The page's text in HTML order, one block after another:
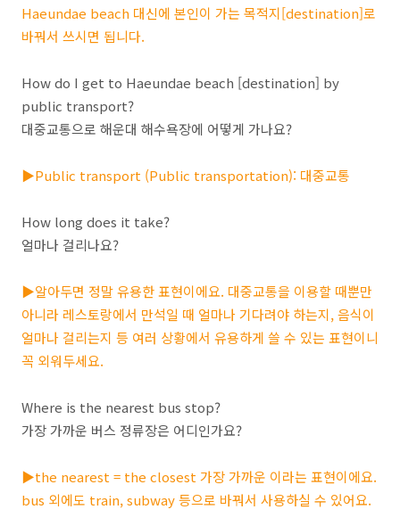
Haeundae beach 대신에 본인이 가는 목적지[destination]로
바꿔서 쓰시면 됩니다.
How do I get to Haeundae beach [destination] by
public transport?
대중교통으로 해운대 해수욕장에 어떻게 가나요?
▶Public transport (Public transportation): 대중교통
How long does it take?
얼마나 걸리나요?
▶알아두면 정말 유용한 표현이에요. 대중교통을 이용할 때뿐만
아니라 레스토랑에서 만석일 때 얼마나 기다려야 하는지, 음식이
얼마나 걸리는지 등 여러 상황에서 유용하게 쓸 수 있는 표현이니
꼭 외워두세요.
Where is the nearest bus stop?
가장 가까운 버스 정류장은 어디인가요?
▶the nearest = the closest 가장 가까운 이라는 표현이에요.
bus 외에도 train, subway 등으로 바꿔서 사용하실 수 있어요.